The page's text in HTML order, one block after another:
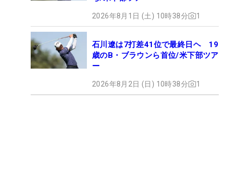
2026年8月1日 (土) 10時38分 1
石川遼は7打差41位で最終日ヘ 19
歳のB・ブラウンら首位/米下部ツア
ー
2026年8月2日 (日) 10時38分 1